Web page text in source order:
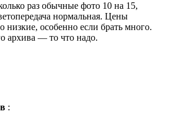
раз обычные фото 10 на 15,
нормальная. Цены
низкие, особенно если брать много.
архива — то что надо.
: